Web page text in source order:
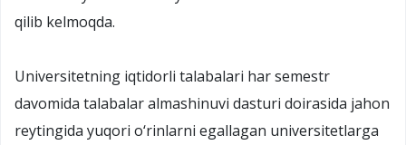
qilib kelmoqda.
Universitetning iqtidorli talabalari har semestr
davomida talabalar almashinuvi dasturi doirasida jahon
reytingida yuqori o‘rinlarni egallagan universitetlarga